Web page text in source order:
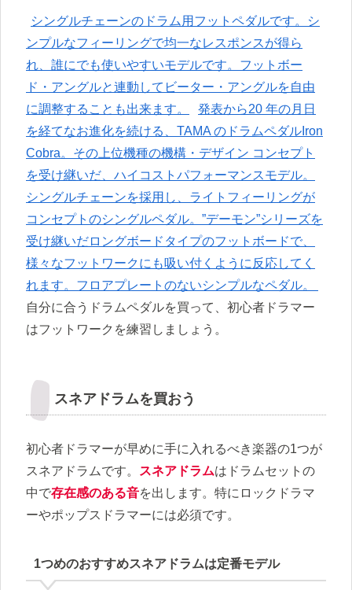
シングルチェーンのドラム用フットペダルです。シ
ンプルなフィーリングで均一なレスポンスが得ら
れ、誰にでも使いやすいモデルです。フットボー
ド・アングルと連動してビーター・アングルを自由
に調整することも出来ます。
発表から20 年の月日
を経てなお進化を続ける、TAMA のドラムペダルIron
Cobra。その上位機種の機構・デザイン コンセプト
を受け継いだ、ハイコストパフォーマンスモデル。
シングルチェーンを採用し、ライトフィーリングが
コンセプトのシングルペダル。”デーモン”シリーズを
受け継いだロングボードタイプのフットボードで、
様々なフットワークにも吸い付くように反応してく
れます。フロアプレートのないシンプルなペダル。
自分に合うドラムペダルを買って、初心者ドラマー
はフットワークを練習しましょう。
スネアドラムを買おう
初心者ドラマーが早めに手に入れるべき楽器の1つが
スネアドラムです。
スネアドラムはドラムセットの
中で存在感のある音を出します。特にロックドラマ
ーやポップスドラマーには必須です。
1つめのおすすめスネアドラムは定番モデル